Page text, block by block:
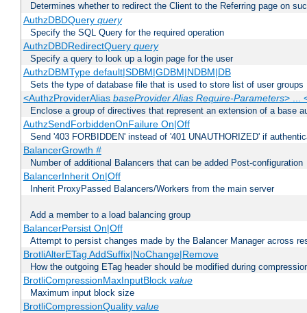
Determines whether to redirect the Client to the Referring page on
AuthzDBDQuery query
Specify the SQL Query for the required operation
AuthzDBDRedirectQuery query
Specify a query to look up a login page for the user
AuthzDBMType default|SDBM|GDBM|NDBM|DB
Sets the type of database file that is used to store list of user groups
<AuthzProviderAlias baseProvider Alias Require-Parameters> ...
Enclose a group of directives that represent an extension of a base
AuthzSendForbiddenOnFailure On|Off
Send '403 FORBIDDEN' instead of '401 UNAUTHORIZED' if
BalancerGrowth #
Number of additional Balancers that can be added Post-configuration
BalancerInherit On|Off
Inherit ProxyPassed Balancers/Workers from the main server
Add a member to a load balancing group
BalancerPersist On|Off
Attempt to persist changes made by the Balancer Manager across
BrotliAlterETag AddSuffix|NoChange|Remove
How the outgoing ETag header should be modified during
BrotliCompressionMaxInputBlock value
Maximum input block size
BrotliCompressionQuality value